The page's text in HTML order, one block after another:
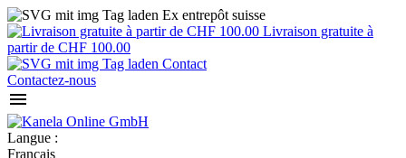
Ex entrepôt suisse
Livraison gratuite à
partir de CHF 100.00
Contact
Contactez-nous

Langue :
Français